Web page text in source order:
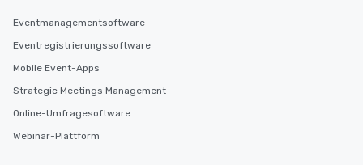
Eventmanagementsoftware
Eventregistrierungssoftware
Mobile Event-Apps
Strategic Meetings Management
Online-Umfragesoftware
Webinar-Plattform